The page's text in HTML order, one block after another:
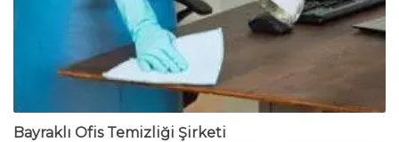
Bayraklı Ofis Temizliği Şirketi